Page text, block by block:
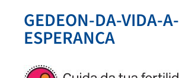
GEDEON-DA-VIDA-A-
ESPERANCA